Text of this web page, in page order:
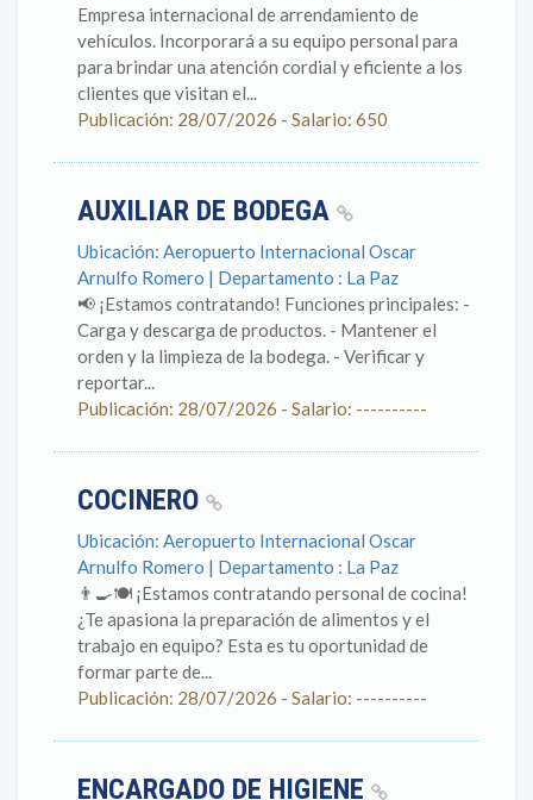
Empresa internacional de arrendamiento de
vehículos. Incorporará a su equipo personal para
para brindar una atención cordial y eficiente a los
clientes que visitan el...
Publicación: 28/07/2026 - Salario: 650
AUXILIAR DE BODEGA
Ubicación: Aeropuerto Internacional Oscar
Arnulfo Romero | Departamento : La Paz
📢 ¡Estamos contratando! Funciones principales: -
Carga y descarga de productos. - Mantener el
orden y la limpieza de la bodega. - Verificar y
reportar...
Publicación: 28/07/2026 - Salario: ----------
COCINERO
Ubicación: Aeropuerto Internacional Oscar
Arnulfo Romero | Departamento : La Paz
👨‍🍳🍽️ ¡Estamos contratando personal de cocina!
¿Te apasiona la preparación de alimentos y el
trabajo en equipo? Esta es tu oportunidad de
formar parte de...
Publicación: 28/07/2026 - Salario: ----------
ENCARGADO DE HIGIENE